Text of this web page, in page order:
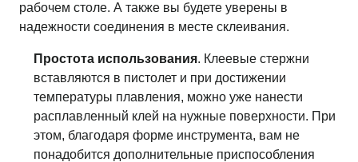
рабочем столе. А также вы будете уверены в
надежности соединения в месте склеивания.
Простота использования. Клеевые стержни
вставляются в пистолет и при достижении
температуры плавления, можно уже нанести
расплавленный клей на нужные поверхности. При
этом, благодаря форме инструмента, вам не
понадобится дополнительные приспособления